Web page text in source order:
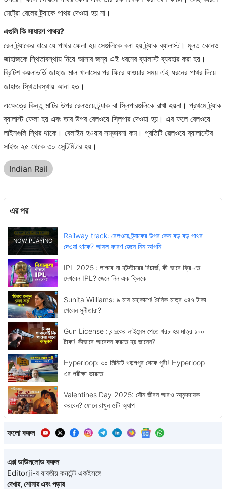
মেট্রো রেলের ট্র্যাকে পাথর দেওয়া হয় না।
এগুলি কি সাধারণ পাথর?
রেল ট্র্যাকের ধারে যে পাথর ফেলা হয় সেগুলিকে বলা হয় ট্র্যাক ব্যালাস্ট। মূলত কোনও
জাহাজকে স্থিতাবস্থায় নিয়ে আসার জন্য এই ধরনের ব্যালাস্ট ব্যবহার করা হয়।
ব্রিটিশ কয়লাভর্তি জাহাজ মাল খালাসের পর ফিরে যাওয়ার সময় এই ধরনের পাথর দিয়ে
জাহাজ স্থিতাবস্থায় আনা হত।
এক্ষেত্রে কিন্তু মাটির উপর রেলওয়ে ট্র্যাক বা স্লিপারগুলিকে রাখা হয়না। প্রথমে ট্র্যাক
ব্যালাস্ট ফেলা হয় এবং তার উপর রেলওয়ে স্লিপার দেওয়া হয়। এর ফলে রেলওয়ে
লাইনগুলি স্থির থাকে। বেলাইন হওয়ার সম্ভাবনা কম। প্রতিটি রেলওয়ে ব্যালাস্টের
সাইজ ২৫ থেকে ৩০ সেন্টিমিটার হয়।
Indian Rail
এর পর
Railway track: রেলওয়ে ট্র্যাকের উপর কেন বড় বড় পাথর
দেওয়া থাকে? আসল কারণ জেনে নিন আপনি
IPL 2025 : লাগবে না হটস্টারের রিচার্জ, কী ভাবে ফ্রি-তে
দেখবেন IPL? জেনে নিন এক ক্লিকে
Sunita Williams: ৯ মাস মহাকাশে! দৈনিক মাত্র ৩৪৭ টাকা
পেলেন সুনীতারা?
Gun License : বন্দুকের লাইসেন্স পেতে খরচ হয় মাত্র ১০০
টাকা! কীভাবে আবেদন করতে হয় জানেন?
Hyperloop: ৩০ মিনিটে খড়গপুর থেকে পুরী! Hyperloop
এর পরীক্ষা ভারতে
Valentines Day 2025: যৌন জীবন আরও আনন্দদায়ক
করবেন? ফোনে রাখুন ৫টি অ্যাপ
ফলো করুন
এপ্প ডাউনলোড করুন
Editorji-র যাবতীয় কনটেন্ট একইসঙ্গে
দেখার, শোনার এবং পড়ার